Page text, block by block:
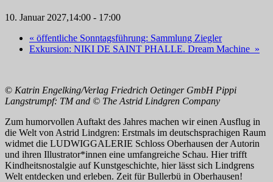
10. Januar 2027,14:00 - 17:00
« öffentliche Sonntagsführung: Sammlung Ziegler
Exkursion: NIKI DE SAINT PHALLE. Dream Machine »
© Katrin Engelking/Verlag Friedrich Oetinger GmbH Pippi
Langstrumpf: TM and © The Astrid Lindgren Company
Zum humorvollen Auftakt des Jahres machen wir einen Ausflug in
die Welt von Astrid Lindgren: Erstmals im deutschsprachigen Raum
widmet die LUDWIGGALERIE Schloss Oberhausen der Autorin
und ihren Illustrator*innen eine umfangreiche Schau. Hier trifft
Kindheitsnostalgie auf Kunstgeschichte, hier lässt sich Lindgrens
Welt entdecken und erleben. Zeit für Bullerbü in Oberhausen!